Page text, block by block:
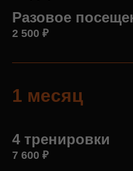
Разовое
2 500 ₽
1 месяц
4 тренировки
7 600 ₽